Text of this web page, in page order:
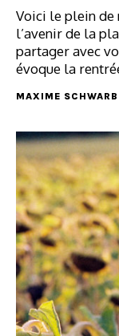
Voici le plein de
l’avenir de la
partager avec
évoque la
MAXIME SCHWARB